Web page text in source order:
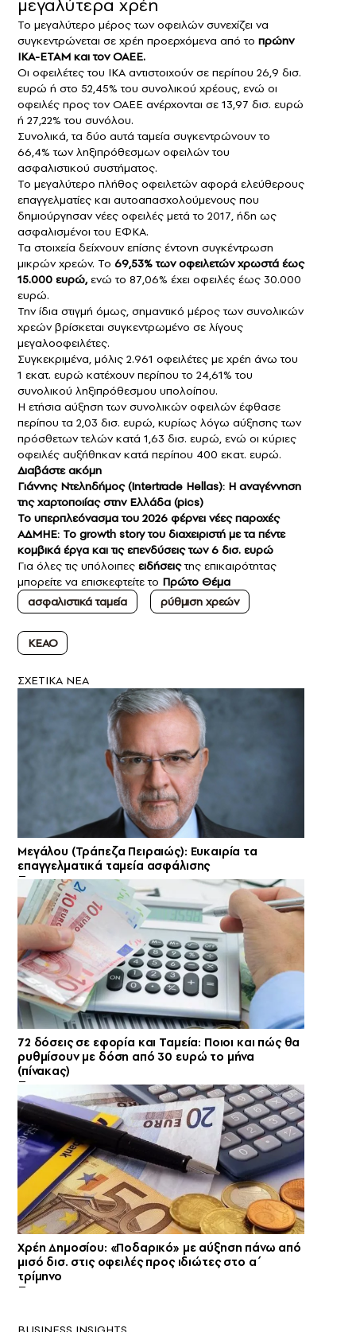
μεγαλύτερα χρέη
Το μεγαλύτερο μέρος των οφειλών συνεχίζει να
συγκεντρώνεται σε χρέη προερχόμενα από το πρώην
ΙΚΑ-ΕΤΑΜ και τον ΟΑΕΕ.
Οι οφειλέτες του ΙΚΑ αντιστοιχούν σε περίπου 26,9 δισ.
ευρώ ή στο 52,45% του συνολικού χρέους, ενώ οι
οφειλές προς τον ΟΑΕΕ ανέρχονται σε 13,97 δισ. ευρώ
ή 27,22% του συνόλου.
Συνολικά, τα δύο αυτά ταμεία συγκεντρώνουν το
66,4% των ληξιπρόθεσμων οφειλών του
ασφαλιστικού συστήματος.
Το μεγαλύτερο πλήθος οφειλετών αφορά ελεύθερους
επαγγελματίες και αυτοαπασχολούμενους που
δημιούργησαν νέες οφειλές μετά το 2017, ήδη ως
ασφαλισμένοι του ΕΦΚΑ.
Τα στοιχεία δείχνουν επίσης έντονη συγκέντρωση
μικρών χρεών. Το 69,53% των οφειλετών χρωστά έως
15.000 ευρώ,ενώ το 87,06% έχει οφειλές έως 30.000
ευρώ.
Την ίδια στιγμή όμως, σημαντικό μέρος των συνολικών
χρεών βρίσκεται συγκεντρωμένο σε λίγους
μεγαλοοφειλέτες.
Συγκεκριμένα, μόλις 2.961 οφειλέτες με χρέη άνω του
1 εκατ. ευρώ κατέχουν περίπου το 24,61% του
συνολικού ληξιπρόθεσμου υπολοίπου.
Η ετήσια αύξηση των συνολικών οφειλών έφθασε
περίπου τα 2,03 δισ. ευρώ, κυρίως λόγω αύξησης των
πρόσθετων τελών κατά 1,63 δισ. ευρώ, ενώ οι κύριες
οφειλές αυξήθηκαν κατά περίπου 400 εκατ. ευρώ.
Διαβάστε ακόμη
Γιάννης Ντεληδήμος (Intertrade Hellas): Η αναγέννηση
της χαρτοποιίας στην Ελλάδα (pics)
Το υπερπλεόνασμα του 2026 φέρνει νέες παροχές
ΑΔΜΗΕ: Το growth story του διαχειριστή με τα πέντε
κομβικά έργα και τις επενδύσεις των 6 δισ. ευρώ
Για όλες τις υπόλοιπες ειδήσειςτης επικαιρότητας
μπορείτε να επισκεφτείτε το Πρώτο Θέμα
ασφαλιστικά ταμεία
ρύθμιση χρεών
ΚΕΑΟ
ΣXETIKA NEA
Μεγάλου (Τράπεζα Πειραιώς): Ευκαιρία τα
επαγγελματικά ταμεία ασφάλισης
72 δόσεις σε εφορία και Ταμεία: Ποιοι και πώς θα
ρυθμίσουν με δόση από 30 ευρώ το μήνα
(πίνακας)
Χρέη Δημοσίου: «Ποδαρικό» με αύξηση πάνω από
μισό δισ. στις οφειλές προς ιδιώτες στο α΄
τρίμηνο